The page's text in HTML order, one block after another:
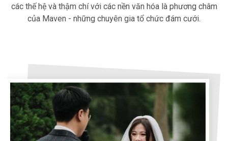
các thế hệ và thậm chí với các nền văn hóa là phương châm
của Maven - những chuyên gia tổ chức đám cưới.